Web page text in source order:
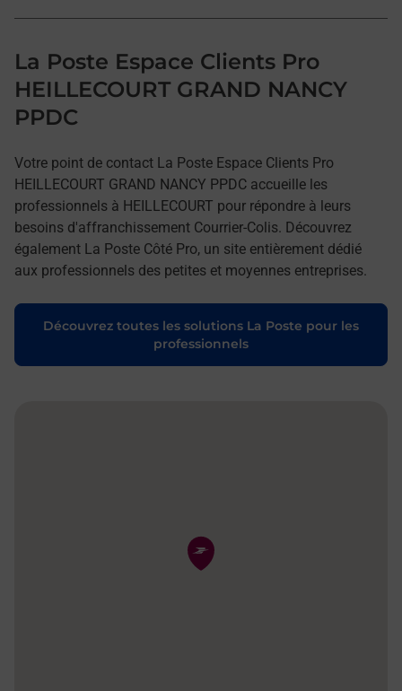
La Poste Espace Clients Pro
HEILLECOURT GRAND NANCY
PPDC
Votre point de contact La Poste Espace Clients Pro
HEILLECOURT GRAND NANCY PPDC accueille les
professionnels à HEILLECOURT pour répondre à leurs
besoins d'affranchissement Courrier-Colis. Découvrez
également La Poste Côté Pro, un site entièrement dédié
aux professionnels des petites et moyennes entreprises.
Découvrez toutes les solutions La Poste pour les
professionnels
Pin de la carte